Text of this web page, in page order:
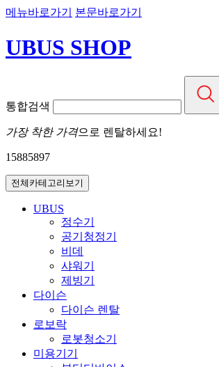
메뉴바로가기 본문바로가기
UBUS SHOP
통합검색
가장 착한 가격으로 렌탈하세요!
15885897
전체카테고리보기
UBUS
정수기
공기청정기
비데
샤워기
제빙기
다이슨
다이슨 렌탈
로보락
로봇청소기
미용기기